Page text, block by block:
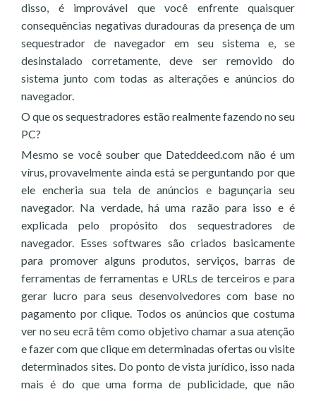
disso, é improvável que você enfrente quaisquer
consequências negativas duradouras da presença de um
sequestrador de navegador em seu sistema e, se
desinstalado corretamente, deve ser removido do
sistema junto com todas as alterações e anúncios do
navegador.
O que os sequestradores estão realmente fazendo no seu
PC?
Mesmo se você souber que Dateddeed.com não é um
vírus, provavelmente ainda está se perguntando por que
ele encheria sua tela de anúncios e bagunçaria seu
navegador. Na verdade, há uma razão para isso e é
explicada pelo propósito dos sequestradores de
navegador. Esses softwares são criados basicamente
para promover alguns produtos, serviços, barras de
ferramentas de ferramentas e URLs de terceiros e para
gerar lucro para seus desenvolvedores com base no
pagamento por clique. Todos os anúncios que costuma
ver no seu ecrã têm como objetivo chamar a sua atenção
e fazer com que clique em determinadas ofertas ou visite
determinados sites. Do ponto de vista jurídico, isso nada
mais é do que uma forma de publicidade, que não